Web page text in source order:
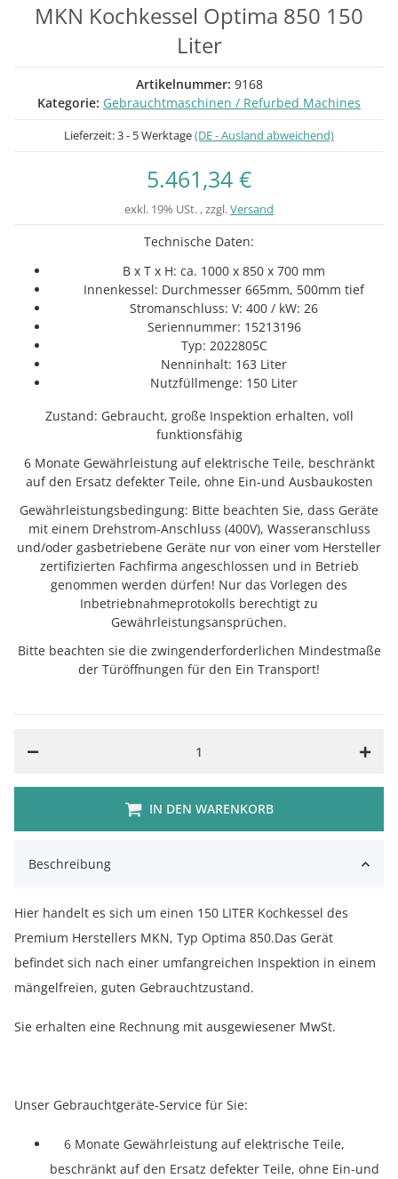
MKN Kochkessel Optima 850 150
Liter
Artikelnummer: 9168
Kategorie: Gebrauchtmaschinen / Refurbed Machines
Lieferzeit:3 - 5 Werktage(DE - Ausland abweichend)
5.461,34 €
exkl. 19% USt. , zzgl.Versand
Technische Daten:
B x T x H: ca. 1000 x 850 x 700 mm
Innenkessel: Durchmesser 665mm, 500mm tief
Stromanschluss: V: 400 / kW: 26
Seriennummer: 15213196
Typ: 2022805C
Nenninhalt: 163 Liter
Nutzfüllmenge: 150 Liter
Zustand: Gebraucht, große Inspektion erhalten, voll
funktionsfähig
6 Monate Gewährleistung auf elektrische Teile, beschränkt
auf den Ersatz defekter Teile, ohne Ein-und Ausbaukosten
Gewährleistungsbedingung: Bitte beachten Sie, dass Geräte
mit einem Drehstrom-Anschluss (400V), Wasseranschluss
und/oder gasbetriebene Geräte nur von einer vom Hersteller
zertifizierten Fachfirma angeschlossen und in Betrieb
genommen werden dürfen! Nur das Vorlegen des
Inbetriebnahmeprotokolls berechtigt zu
Gewährleistungsansprüchen.
Bitte beachten sie die zwingenderforderlichen Mindestmaße
der Türöffnungen für den Ein Transport!
IN DEN WARENKORB
Beschreibung
Hier handelt es sich um einen 150 LITER Kochkessel des
Premium Herstellers MKN, Typ Optima 850.Das Gerät
befindet sich nach einer umfangreichen Inspektion in einem
mängelfreien, guten Gebrauchtzustand.
Sie erhalten eine Rechnung mit ausgewiesener MwSt.
Unser Gebrauchtgeräte-Service für Sie:
6 Monate Gewährleistung auf elektrische Teile,
beschränkt auf den Ersatz defekter Teile, ohne Ein-und